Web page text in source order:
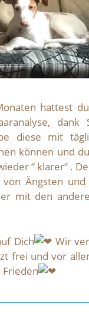
hattest
dank
diese mit
können und
“ klarer“ .
Ängsten
mit den
Dich Wir
frei und vor